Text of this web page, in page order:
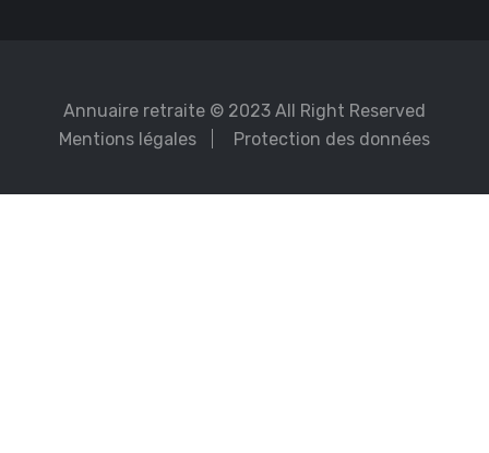
Annuaire retraite © 2023 All Right Reserved
Mentions légales
Protection des données